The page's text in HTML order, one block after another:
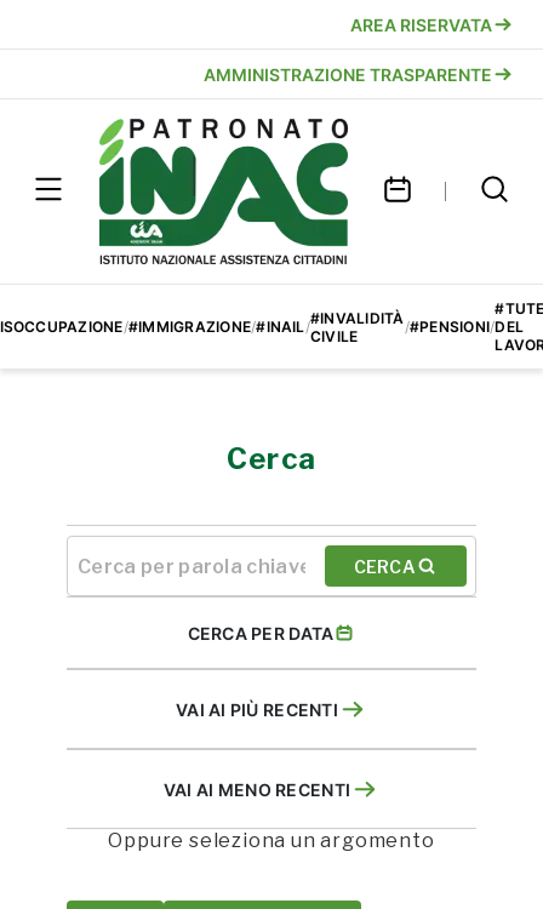
AREA RISERVATA
AMMINISTRAZIONE TRASPARENTE
/#IMMIGRAZIONE/#INAIL/#INVALIDITÀ
CIVILE
/#PENSIONI/DEL
Cerca
CERCA
CERCA PER DATA
VAI AI PIÙ RECENTI
VAI AI MENO RECENTI
Oppure seleziona un argomento